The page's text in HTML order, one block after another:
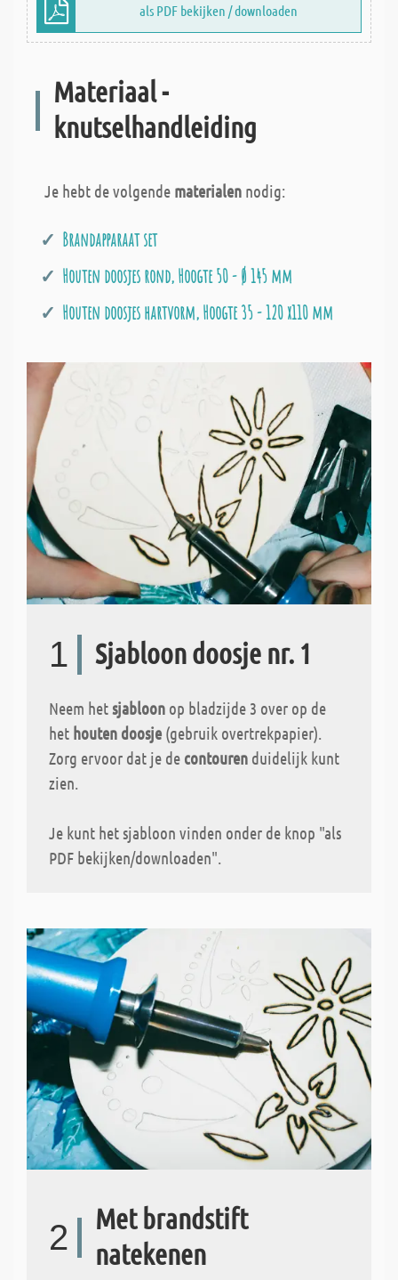
als PDF bekijken / downloaden
Materiaal -
knutselhandleiding
Je hebt de volgende materialen nodig:
Brandapparaat set
Houten doosjes rond, Hoogte 50 - Ø 145 mm
Houten doosjes hartvorm, Hoogte 35 - 120 x110 mm
1 Sjabloon doosje nr. 1
Neem hetsjabloon op bladzijde 3 over op de
het houten doosje (gebruik overtrekpapier).
Zorg ervoor dat je de contouren duidelijk kunt
zien.
Je kunt het sjabloon vinden onder de knop "als
PDF bekijken/downloaden".
2
Met brandstift
natekenen